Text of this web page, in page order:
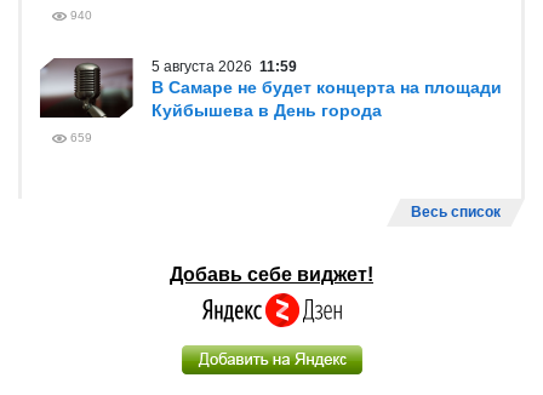
940
5 августа 2026 11:59
В Самаре не будет концерта на площади
Куйбышева в День города
659
Весь список
Добавь себе виджет!